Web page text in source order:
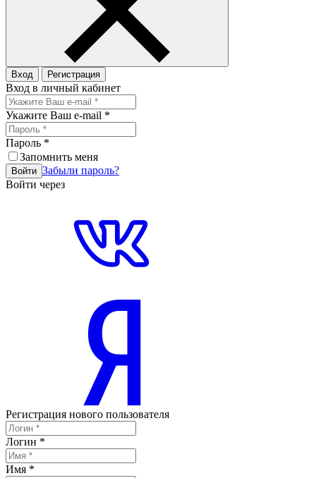
Вход Регистрация
Вход в личный кабинет
Укажите Ваш e-mail *
Пароль *
Запомнить меня
Войти Забыли пароль?
Войти через
Регистрация нового пользователя
Логин *
Имя *